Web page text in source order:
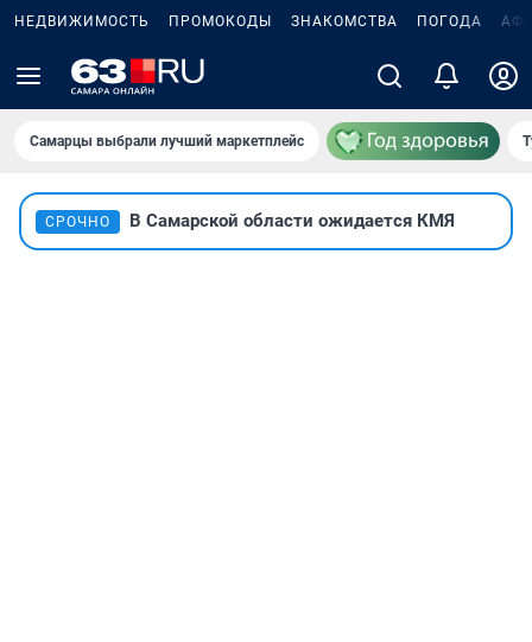
НЕДВИЖИМОСТЬ ПРОМОКОДЫ ЗНАКОМСТВА ПОГОДА
Самарцы выбрали лучший маркетплейс
СРОЧНО В Самарской области ожидается КМЯ